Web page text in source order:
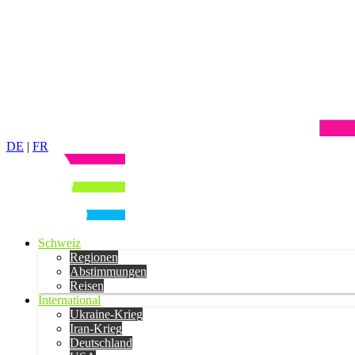
DE | FR
Schweiz
Regionen
Abstimmungen
Reisen
International
Ukraine-Krieg
Iran-Krieg
Deutschland